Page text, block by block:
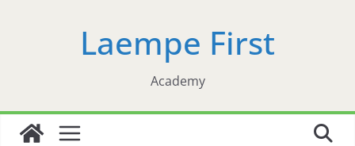
Laempe First
Academy